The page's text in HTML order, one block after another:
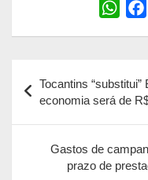
W
s
p
o
de
Post
Tocantins
economia será de
Gastos de
prazo de